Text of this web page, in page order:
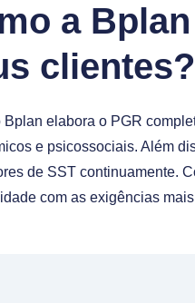
a
clientes?
Bplan elabora o PGR
e psicossociais. Além
de SST continuamente.
com as exigências